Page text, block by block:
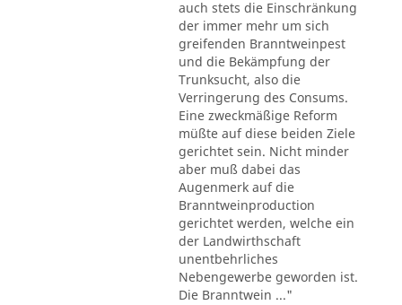
auch stets die Einschränkung
der immer mehr um sich
greifenden Branntweinpest
und die Bekämpfung der
Trunksucht, also die
Verringerung des Consums.
Eine zweckmäßige Reform
müßte auf diese beiden Ziele
gerichtet sein. Nicht minder
aber muß dabei das
Augenmerk auf die
Branntweinproduction
gerichtet werden, welche ein
der Landwirthschaft
unentbehrliches
Nebengewerbe geworden ist.
Die Branntwein ..."